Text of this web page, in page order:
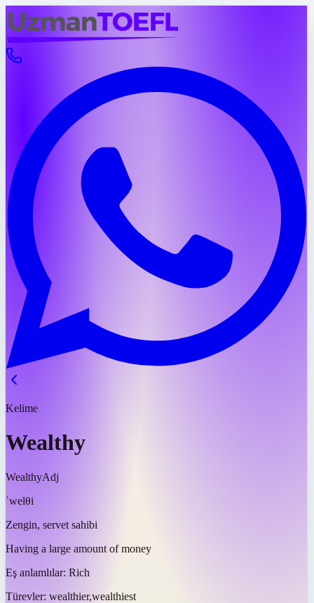
Kelime
Wealthy
WealthyAdj
ˈwelθi
Zengin, servet sahibi
Having a large amount of money
Eş anlamlılar: Rich
Türevler: wealthier,wealthiest